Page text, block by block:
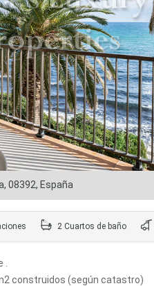
08392, España
2 Cuartos de baño
construidos (según catastro)